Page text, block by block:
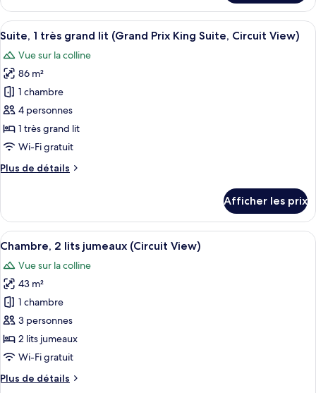
grand
lit
(Circuit
View)
Chambre,
très
lit
(Circuit
View)
Afficher
toutes
les
photos
pour
ce
type
de
chambre :
Suite,
grand
lit
(Grand
Prix
King
Suite,
Circuit
View)
Un tiroir doté de compartiments
7
Suite, 1 très grand lit (Grand Prix King Suite, Circuit View)
Vue sur la colline
86 m²
1 chambre
4 personnes
1 très grand lit
Wi-Fi gratuit
Plus de détails
Plus
Suite,
très
lit
(Grand
Prix
King
Suite,
Circuit
View)
Afficher les prix
Afficher
toutes
les
photos
pour
ce
type
de
chambre :
Chambre,
Une chambre d’hôtel avec deux lits,
8
Chambre, 2 lits jumeaux (Circuit View)
Vue sur la colline
43 m²
1 chambre
3 personnes
2 lits jumeaux
Wi-Fi gratuit
Plus de détails
Plus